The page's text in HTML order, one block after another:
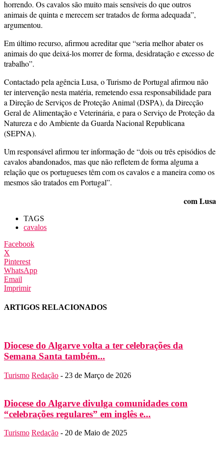
horrendo. Os cavalos são muito mais sensíveis do que outros
animais de quinta e merecem ser tratados de forma adequada”,
argumentou.
Em último recurso, afirmou acreditar que “seria melhor abater os
animais do que deixá-los morrer de forma, desidratação e excesso de
trabalho”.
Contactado pela agência Lusa, o Turismo de Portugal afirmou não
ter intervenção nesta matéria, remetendo essa responsabilidade para
a Direção de Serviços de Proteção Animal (DSPA), da Direcção
Geral de Alimentação e Veterinária, e para o Serviço de Proteção da
Natureza e do Ambiente da Guarda Nacional Republicana
(SEPNA).
Um responsável afirmou ter informação de “dois ou três episódios de
cavalos abandonados, mas que não refletem de forma alguma a
relação que os portugueses têm com os cavalos e a maneira como os
mesmos são tratados em Portugal”.
com Lusa
TAGS
cavalos
Facebook
X
Pinterest
WhatsApp
Email
Imprimir
ARTIGOS RELACIONADOS
Diocese do Algarve volta a ter celebrações da
Semana Santa também...
Turismo Redação - 23 de Março de 2026
Diocese do Algarve divulga comunidades com
“celebrações regulares” em inglês e...
Turismo Redação - 20 de Maio de 2025